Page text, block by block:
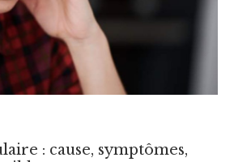
: cause, symptômes,